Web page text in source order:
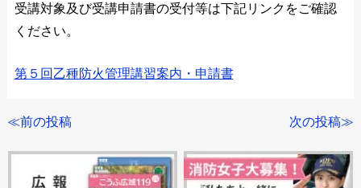
受講対象及び受講申請書の受付等は下記リンクをご確認
ください。
第５回乙種防火管理講習案内・申請書
≪前の投稿 次の投稿≫